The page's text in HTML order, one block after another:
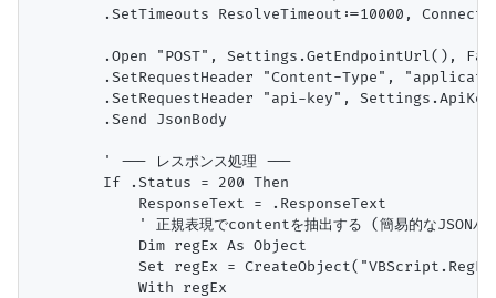
.SetTimeouts ResolveTimeout:=10000,
.Open "POST", Settings.GetEndpointUrl(),
.SetRequestHeader "Content-Type",
        .SetRequestHeader "api-key", Settings.ApiKey
        .Send JsonBody
        ' --- レスポンス処理 ---
        If .Status = 200 Then
            ResponseText = .ResponseText
' 正規表現でcontentを抽出する (簡易的なJSONパ
            Dim regEx As Object
Set regEx =
            With regEx